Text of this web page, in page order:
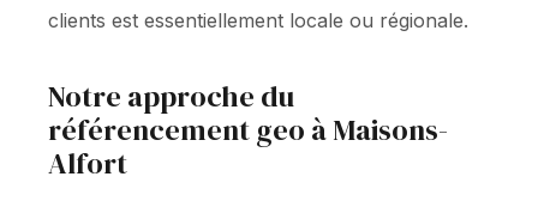
clients est essentiellement locale ou régionale.
Notre approche du
référencement geo à Maisons-
Alfort